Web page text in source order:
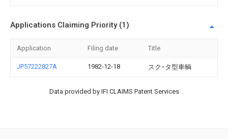
Applications Claiming Priority (1)
Application Filing date Title
JP57222827A 1982-12-18 スク−タ型車輌
Data provided by IFI CLAIMS Patent Services